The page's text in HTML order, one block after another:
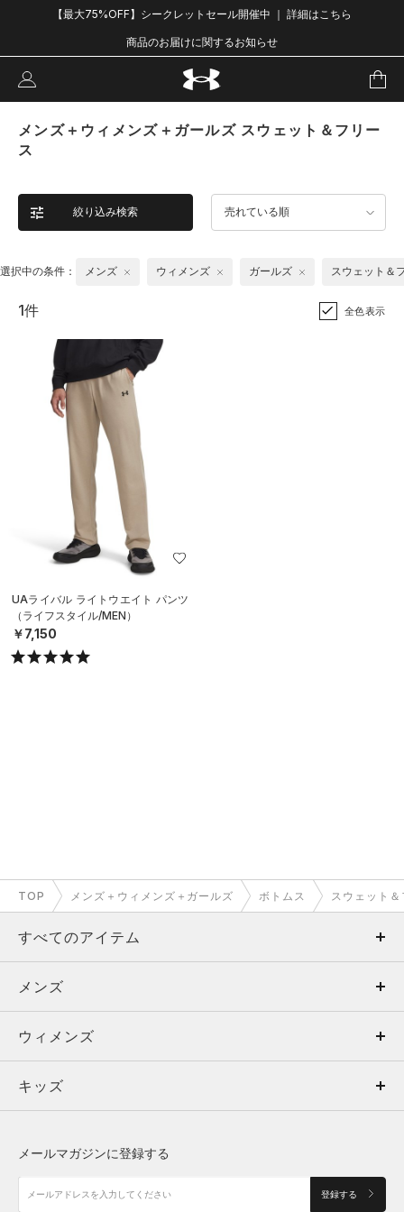
【最大75%OFF】シークレットセール開催中 ｜ 詳細はこちら
商品のお届けに関するお知らせ
メンズ＋ウィメンズ＋ガールズ スウェット＆フリー
ス
絞り込み検索 売れている順
選択中の条件： メンズ ウィメンズ ガールズ スウェット＆
1件 全色表示
UAライバル ライトウエイト パンツ
（ライフスタイル/MEN）
￥7,150
TOP メンズ＋ウィメンズ＋ガールズ ボトムス スウェット
すべてのアイテム
メンズ
ウィメンズ
キッズ
アクセサリー
メンズ
トップス
ボトムス
アクセサリー
ウィメンズ
トップス
シューズ
キッズ
メールマガジンに登録する
登録する